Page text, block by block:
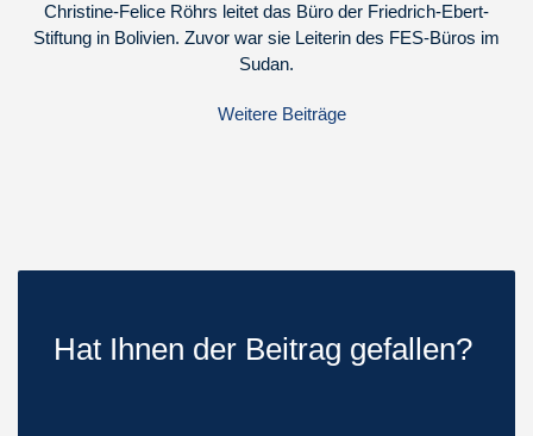
Christine-Felice Röhrs leitet das Büro der Friedrich-Ebert-
Stiftung in Bolivien. Zuvor war sie Leiterin des FES-Büros im
Sudan.
Weitere Beiträge
Hat Ihnen der Beitrag gefallen?